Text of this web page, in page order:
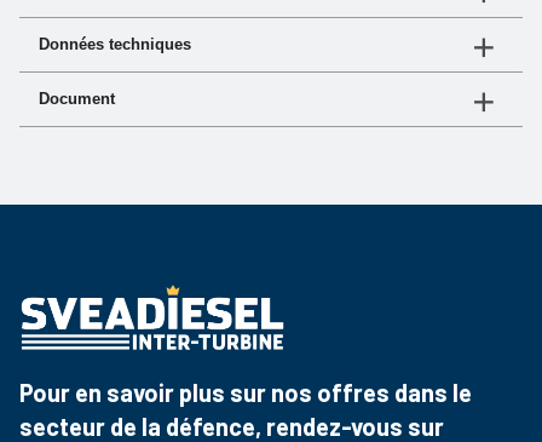
Données techniques
N° d'article
Document
Pour en savoir plus sur nos offres dans le
secteur de la défence, rendez-vous sur